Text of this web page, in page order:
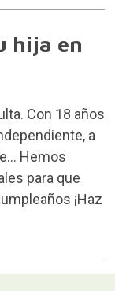
hija en
Con 18 años
a
Hemos
para que
¡Haz